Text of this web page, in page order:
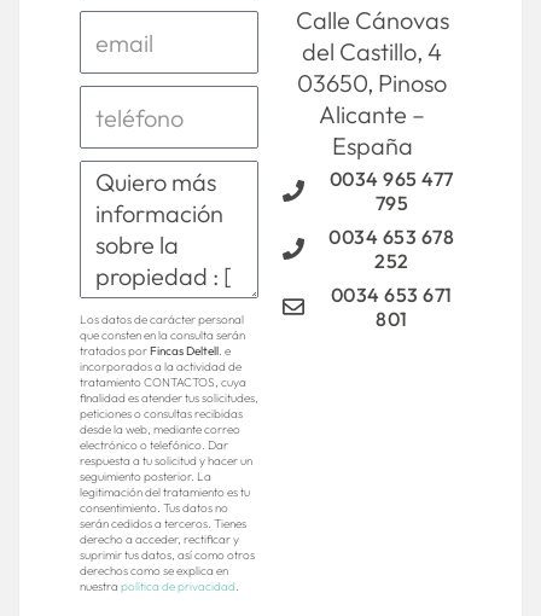
Los datos de carácter personal
que consten en la consulta serán
tratados porFincas Deltell. e
incorporados a la actividad de
tratamiento CONTACTOS, cuya
finalidad es atender tus solicitudes,
peticiones o consultas recibidas
desde la web, mediante correo
electrónico o telefónico. Dar
respuesta a tu solicitud y hacer un
seguimiento posterior. La
legitimación del tratamiento es tu
consentimiento. Tus datos no
serán cedidos a terceros. Tienes
derecho a acceder, rectificar y
suprimir tus datos, así como otros
derechos como se explica en
nuestra política de privacidad.
Calle Cánovas
del Castillo, 4
03650, Pinoso
Alicante –
España
0034 965 477
795
0034 653 678
252
0034 653 671
801